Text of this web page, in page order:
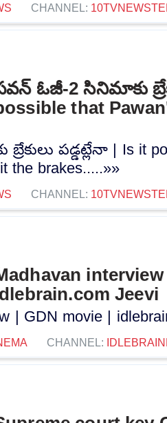
CHANNEL:
ఓజీ-2 సినిమాకు
that
పడ్డట్లేనా | Is it
the brakes.....»»
CHANNEL:
Jeevi
| GDN movie |
CHANNEL: